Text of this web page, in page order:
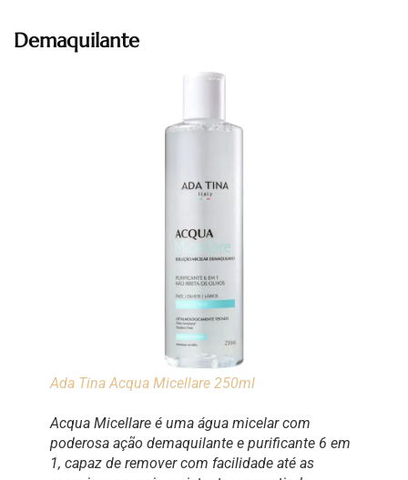
Demaquilante
Ada Tina Acqua Micellare 250ml
Acqua Micellare é uma água micelar com
poderosa ação demaquilante e purificante 6 em
1, capaz de remover com facilidade até as